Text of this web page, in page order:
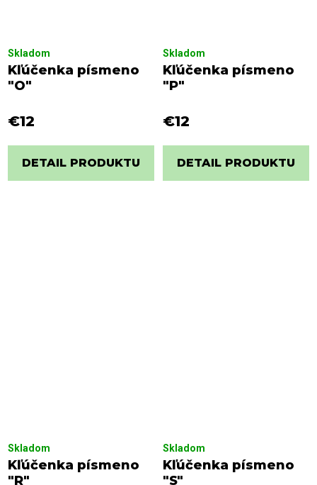
Kľúčenka písmeno
"O"
Skladom
€12
DETAIL PRODUKTU
Kľúčenka písmeno
"P"
Skladom
€12
DETAIL PRODUKTU
Kľúčenka písmeno
"R"
Skladom
Kľúčenka písmeno
"S"
Skladom